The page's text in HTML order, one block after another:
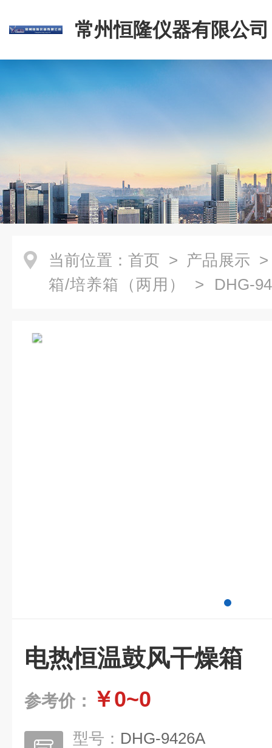
常州恒隆仪器有限公司
当前位置： 首页 > 产品展示
箱/培养箱（两用）
> DHG-
电热恒温鼓风干燥箱
参考价： ￥0~0
型号： DHG-9426A